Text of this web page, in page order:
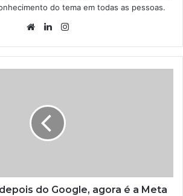
do tema em todas as pessoas.
WebsiteLinkedin
do Google, agora é a Meta